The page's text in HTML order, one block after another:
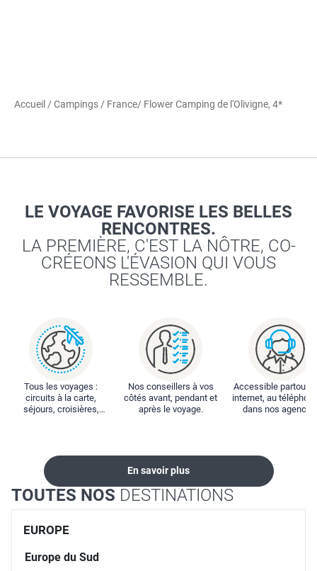
Accueil /Campings / France/ Flower Camping de l'Olivigne, 4*
LE VOYAGE FAVORISE LES BELLES
RENCONTRES.
LA PREMIÈRE, C'EST LA NÔTRE, CO-
CRÉEONS L'ÉVASION QUI VOUS
RESSEMBLE.
Tous les voyages :
circuits à la carte,
séjours, croisières,
Nos conseillers à vos
côtés avant, pendant et
après le voyage.
Accessible partout :
internet, au
dans nos
En savoir plus
TOUTES NOS DESTINATIONS
EUROPE
Europe du Sud